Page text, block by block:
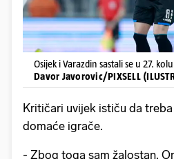
Osijek i Varazdin sastali se u 27.
Davor Javorovic/PIXSELL
Kritičari uvijek ističu da
domaće igrače.
- Zbog toga sam žalostan.